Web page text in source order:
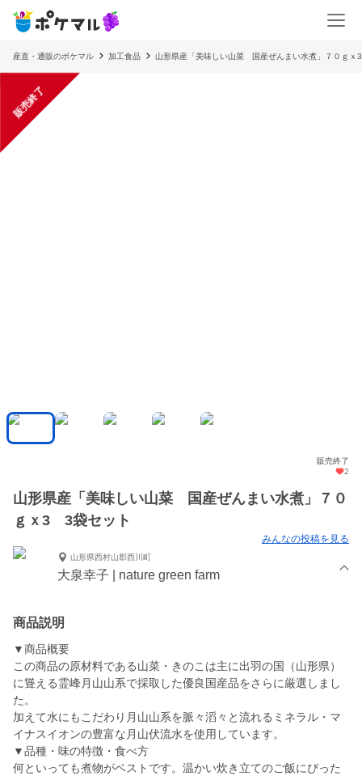
産直・通販のポケマル 加工食品 山形県産「美味しい山菜 国産ぜんまい水煮」７０ｇ
販売終了
販売終了
2
山形県産「美味しい山菜 国産ぜんまい水煮」７０
ｇｘ3 3袋セット
みんなの投稿を見る
山形県西村山郡西川町
大泉幸子 | nature green farm
商品説明
▼商品概要
この商品の原材料である山菜・きのこは主に出羽の国（山形県）
に聳える霊峰月山山系で採取した優良国産品をさらに厳選しまし
た。
加えて水にもこだわり月山山系を脈々滔々と流れるミネラル・マ
イナスイオンの豊富な月山伏流水を使用しています。
▼品種・味の特徴・食べ方
何といっても煮物がベストです。温かい炊き立てのご飯にぴった